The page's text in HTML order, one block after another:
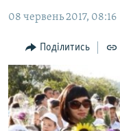
основної
навігації
Перейти
до
пошуку
БЛОГИ
ПОГЛЯД
ІНТЕРВ'Ю
ВСЕ ЗА ДЕНЬ
СПЕЦПРОЕКТИ
08 червень 2017, 08:16
Поділитись